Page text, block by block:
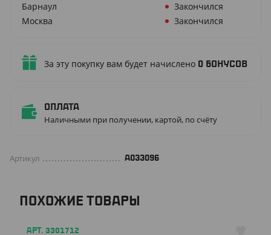
Барнаул
Закончился
Москва
Закончился
За эту покупку вам будет начислено 0 бонусов
Оплата
Наличными при получении, картой, по счёту
Артикул A033096
ПОХОЖИЕ ТОВАРЫ
АРТ. 3301712